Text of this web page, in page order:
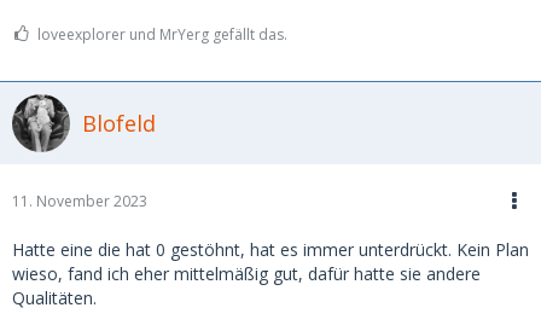
loveexplorer und MrYerg gefällt das.
Blofeld
11. November 2023
Hatte eine die hat 0 gestöhnt, hat es immer unterdrückt. Kein Plan
wieso, fand ich eher mittelmäßig gut, dafür hatte sie andere
Qualitäten.